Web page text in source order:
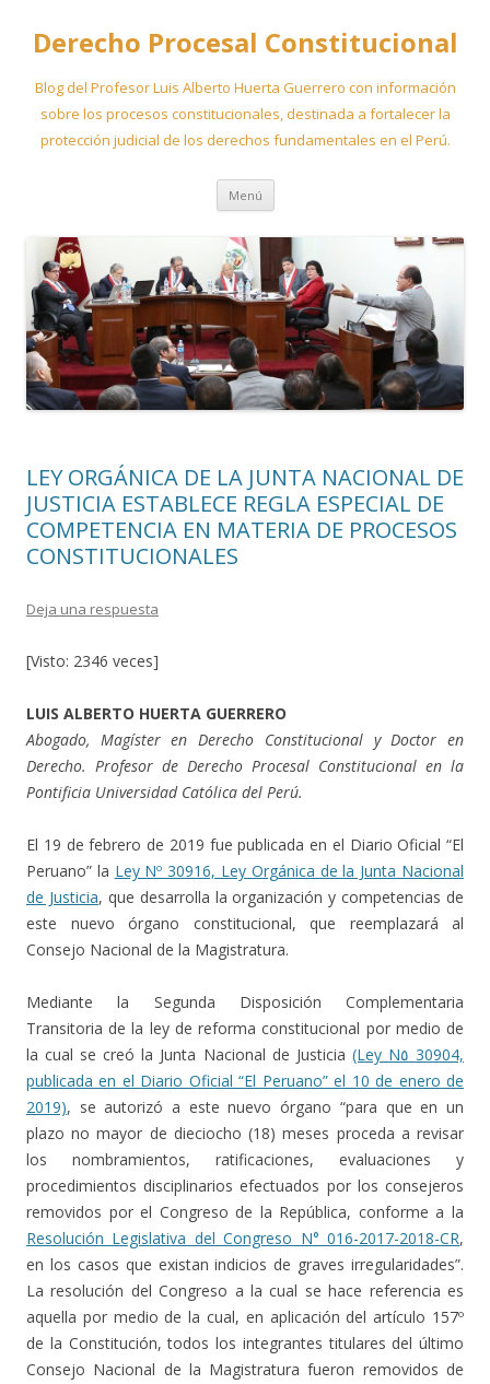
Derecho Procesal Constitucional
Blog del Profesor Luis Alberto Huerta Guerrero con información
sobre los procesos constitucionales, destinada a fortalecer la
protección judicial de los derechos fundamentales en el Perú.
Menú Ir
contenido
LEY ORGÁNICA DE LA JUNTA NACIONAL DE
JUSTICIA ESTABLECE REGLA ESPECIAL DE
COMPETENCIA EN MATERIA DE PROCESOS
CONSTITUCIONALES
Deja una respuesta
[Visto: 2346 veces]
LUIS ALBERTO HUERTA GUERRERO
Abogado, Magíster en Derecho Constitucional y Doctor en
Derecho. Profesor de Derecho Procesal Constitucional en la
Pontificia Universidad Católica del Perú.
El 19 de febrero de 2019 fue publicada en el Diario Oficial “El
Peruano” la Ley Nº 30916, Ley Orgánica de la Junta Nacional
de Justicia, que desarrolla la organización y competencias de
este nuevo órgano constitucional, que reemplazará al
Consejo Nacional de la Magistratura.
Mediante la Segunda Disposición Complementaria
Transitoria de la ley de reforma constitucional por medio de
la cual se creó la Junta Nacional de Justicia (Ley N٥ 30904,
publicada en el Diario Oficial “El Peruano” el 10 de enero de
2019), se autorizó a este nuevo órgano “para que en un
plazo no mayor de dieciocho (18) meses proceda a revisar
los nombramientos, ratificaciones, evaluaciones y
procedimientos disciplinarios efectuados por los consejeros
removidos por el Congreso de la República, conforme a la
Resolución Legislativa del Congreso N° 016-2017-2018-CR,
en los casos que existan indicios de graves irregularidades”.
La resolución del Congreso a la cual se hace referencia es
aquella por medio de la cual, en aplicación del artículo 157º
de la Constitución, todos los integrantes titulares del último
Consejo Nacional de la Magistratura fueron removidos de